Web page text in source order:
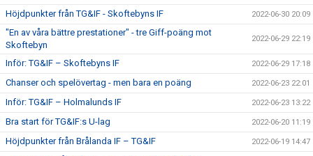
Höjdpunkter från TG&IF - Skoftebyns IF 2022-06-30 20:09
"En av våra bättre prestationer" - tre Giff-poäng mot
Skoftebyn
2022-06-29 22:19
Inför: TG&IF – Skoftebyns IF 2022-06-29 17:18
Chanser och spelövertag - men bara en poäng 2022-06-23 22:01
Inför: TG&IF – Holmalunds IF 2022-06-23 13:22
Bra start för TG&IF:s U-lag 2022-06-20 11:19
Höjdpunkter från Brålanda IF – TG&IF 2022-06-19 14:47